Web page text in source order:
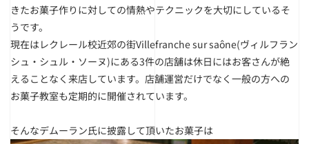
きたお菓子作りに対しての情熱やテクニックを大切にしているそ
うです。
現在はレクレール校近郊の街Villefranche sur saône(ヴィルフラン
シュ・シュル・ソーヌ)にある3件の店舗は休日にはお客さんが絶
えることなく来店しています。店舗運営だけでなく一般の方への
お菓子教室も定期的に開催されています。
そんなデムーラン氏に披露して頂いたお菓子は